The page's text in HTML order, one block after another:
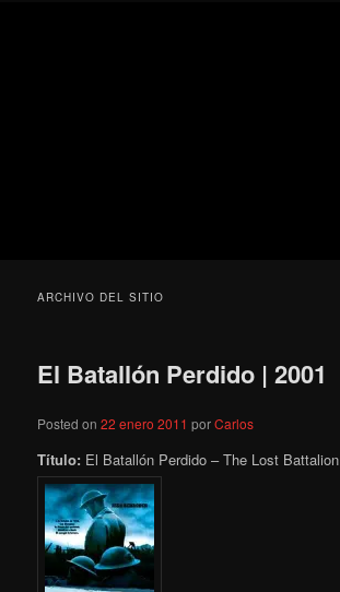
ARCHIVO DEL SITIO
El Batallón Perdido | 2001
Posted on22 enero 2011 porCarlos
Título: El Batallón Perdido – The Lost Battalion